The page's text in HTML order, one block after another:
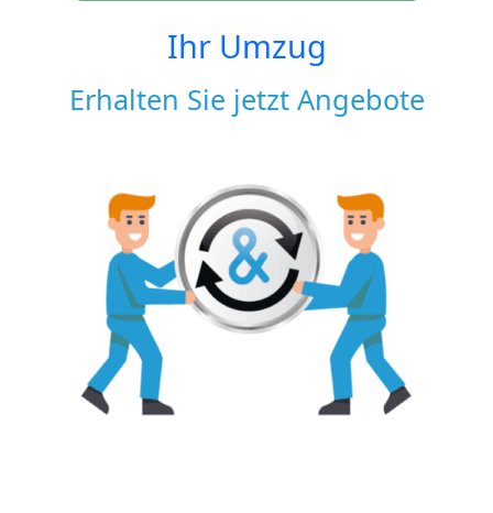
Ihr Umzug
Erhalten Sie jetzt Angebote